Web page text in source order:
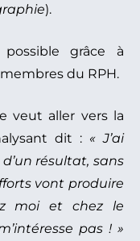
).
possible grâce à
du RPH.
veut aller vers la
dit : « J’ai
résultat, sans
vont produire
moi et chez le
pas ! »